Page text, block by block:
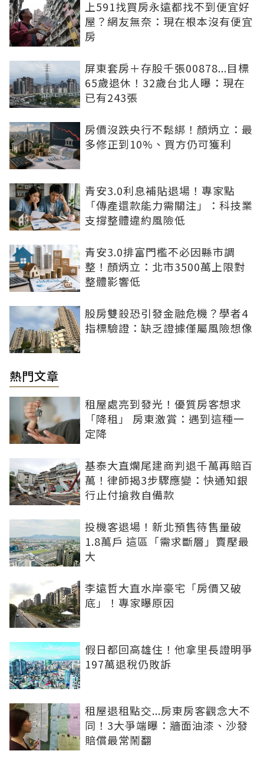
上591找買房永遠都找不到便宜好
屋？網友無奈：現在根本沒有便宜
房
屏東套房＋存股千張00878...目標
65歲退休！32歲台北人曝：現在
已有243張
房價沒跌央行不鬆綁！顏炳立：最
多修正到10%、買方仍可獲利
青安3.0利息補貼退場！專家點
「傳產還款能力需關注」：科技業
支撐整體違約風險低
青安3.0排富門檻不必因縣市調
整！顏炳立：北市3500萬上限對
整體影響低
股房雙殺恐引發金融危機？學者4
指標驗證：缺乏證據僅屬風險想像
熱門文章
租屋處亮到發光！優質房客想求
「降租」 房東激賞：遇到這種一
定降
基泰大直爛尾建商判退千萬再賠百
萬！律師揭3步驟應變：快通知銀
行止付搶救自備款
投機客退場！新北預售待售量破
1.8萬戶 這區「需求斷層」賣壓最
大
李遠哲大直水岸豪宅「房價又破
底」！專家曝原因
假日都回高雄住！他拿里長證明爭
197萬退稅仍敗訴
租屋退租點交...房東房客觀念大不
同！3大爭端曝：牆面油漆、沙發
賠償最常鬧翻